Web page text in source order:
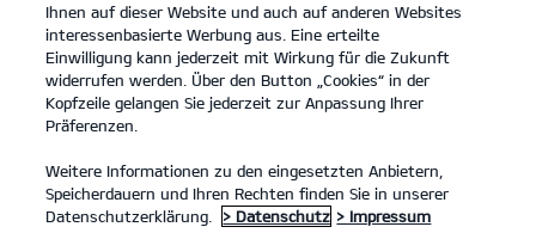
Anleitungen
Kia How-To-Guides
Ihnen auf dieser Website und auch auf anderen Websites
interessenbasierte Werbung aus. Eine erteilte
Einwilligung kann jederzeit mit Wirkung für die Zukunft
widerrufen werden. Über den Button „Cookies“ in der
Kopfzeile gelangen Sie jederzeit zur Anpassung Ihrer
Präferenzen.
Weitere Informationen zu den eingesetzten Anbietern,
Speicherdauern und Ihren Rechten finden Sie in unserer
Datenschutzerklärung.
> Datenschutz > Impressum